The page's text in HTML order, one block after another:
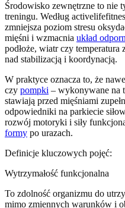
Środowisko zewnętrzne to nie
treningu. Według
zmniejsza poziom stresu
mięśni i wzmacnia układ
podłoże, wiatr czy temperatura
nad stabilizacją i koordynacją.
W praktyce oznacza to, że
czy pompki – wykonywane na
stawiają przed mięśniami
odpowiedniki na parkiecie
rozwój motoryki i siły
formy po urazach.
Definicje kluczowych pojęć:
Wytrzymałość funkcjonalna
To zdolność organizmu do
mimo zmiennych warunków i